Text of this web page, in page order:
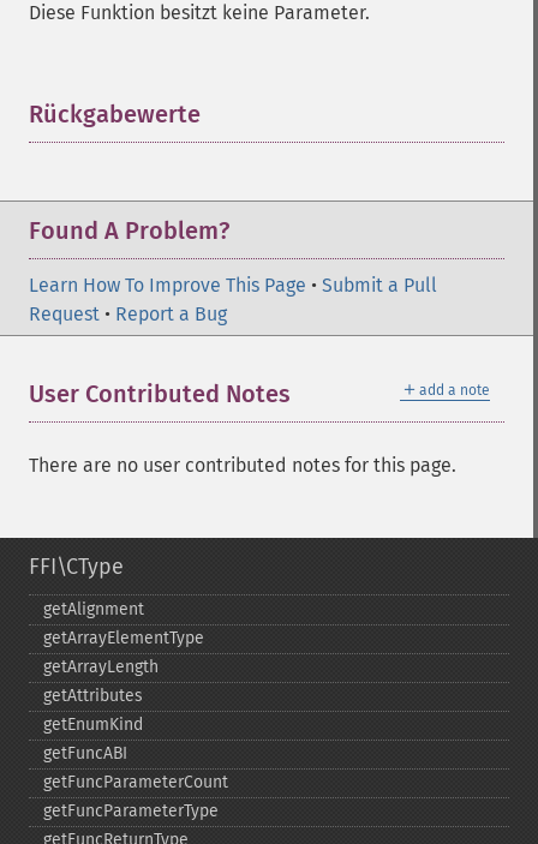
Diese Funktion besitzt keine Parameter.
Rückgabewerte
Found A Problem?
Learn How To Improve This Page • Submit a Pull
Request • Report a Bug
＋ add a note
User Contributed Notes
There are no user contributed notes for this page.
FFI\CType
getAlignment
getArrayElementType
getArrayLength
getAttributes
getEnumKind
getFuncABI
getFuncParameterCount
getFuncParameterType
getFuncReturnType